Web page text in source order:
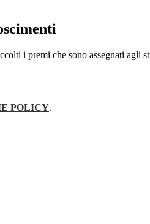
i premi che sono assegnati agli
POLICY.